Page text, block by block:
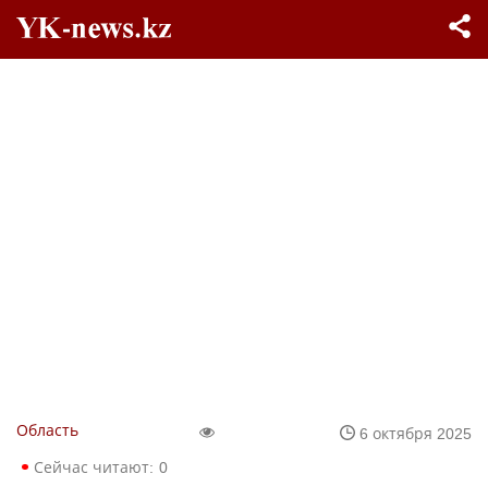
Область
6 октября 2025
Сейчас читают: 0